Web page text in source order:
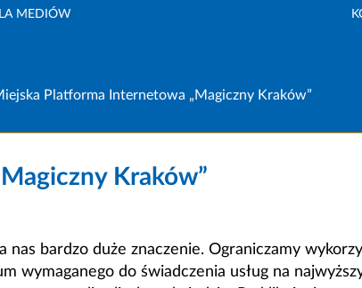
MEDIÓW
Platforma Internetowa „Magiczny Kraków”
Kraków”
bardzo duże znaczenie. Ograniczamy
wymaganego do świadczenia usług na